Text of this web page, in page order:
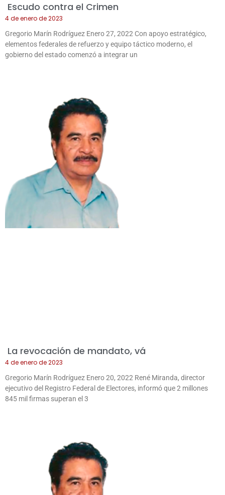
Escudo contra el Crimen
4 de enero de 2023
Gregorio Marín Rodríguez Enero 27, 2022 Con apoyo estratégico,
elementos federales de refuerzo y equipo táctico moderno, el
gobierno del estado comenzó a integrar un
La revocación de mandato, vá
4 de enero de 2023
Gregorio Marín Rodríguez Enero 20, 2022 René Miranda, director
ejecutivo del Registro Federal de Electores, informó que 2 millones
845 mil firmas superan el 3